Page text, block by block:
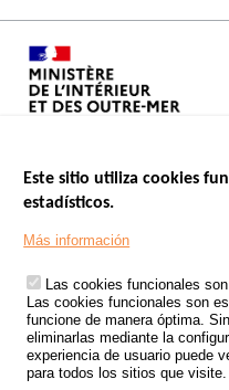
Footer
TRATAMIENTO DE DATOS
ACCIDENTES DE TRÁFICO
ESTUDIOS
CONVOCATORIA DE
Este sitio utiliza cookies
estadísticos.
Más información
Las cookies funcionales
Las cookies funcionales son
funcione de manera óptima.
eliminarlas mediante la
experiencia de usuario puede
para todos los sitios que visite.